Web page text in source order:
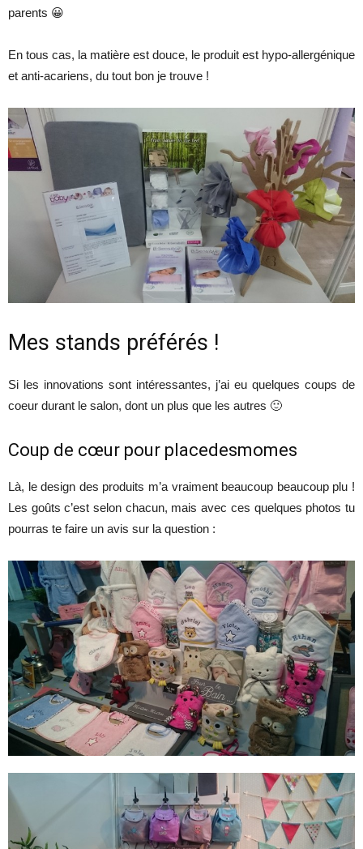
parents 😀
En tous cas, la matière est douce, le produit est hypo-allergénique
et anti-acariens, du tout bon je trouve !
Mes stands préférés !
Si les innovations sont intéressantes, j’ai eu quelques coups de
coeur durant le salon, dont un plus que les autres 🙂
Coup de cœur pour placedesmomes
Là, le design des produits m’a vraiment beaucoup beaucoup plu !
Les goûts c’est selon chacun, mais avec ces quelques photos tu
pourras te faire un avis sur la question :